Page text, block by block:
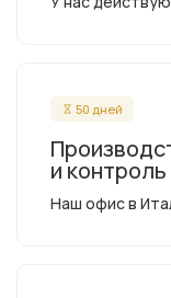
50 дней
и контроль
Наш офис в